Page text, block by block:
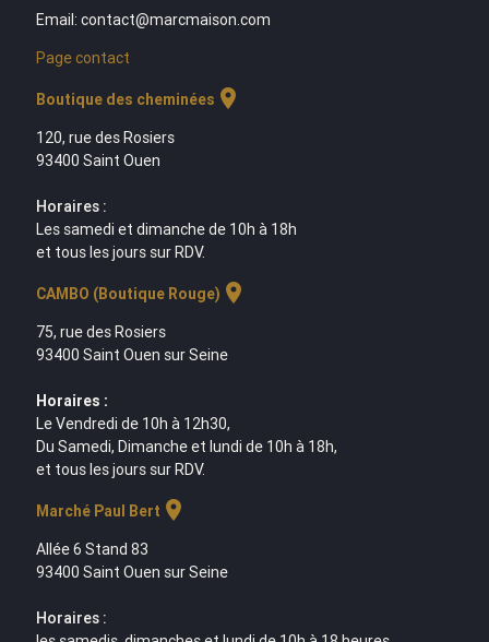
Email: contact@marcmaison.com
Page contact
Boutique des cheminées location_on
120, rue des Rosiers
93400 Saint Ouen
Horaires :
Les samedi et dimanche de 10h à 18h
et tous les jours sur RDV.
CAMBO (Boutique Rouge) location_on
75, rue des Rosiers
93400 Saint Ouen sur Seine
Horaires :
Le Vendredi de 10h à 12h30,
Du Samedi, Dimanche et lundi de 10h à 18h,
et tous les jours sur RDV.
Marché Paul Bert location_on
Allée 6 Stand 83
93400 Saint Ouen sur Seine
Horaires :